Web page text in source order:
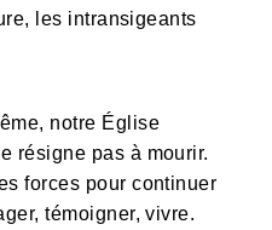
les intransigeants
notre Église
résigne pas à mourir.
forces pour continuer
témoigner, vivre.